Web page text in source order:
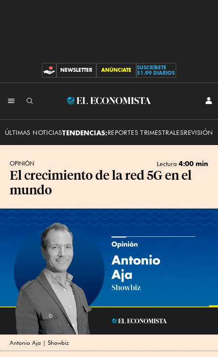
CONTRIBUCIONES
NEWSLETTER ANÚNCIATE
SUSCRÍBETE
$1.99 DIARIOS
El
ÚLTIMAS NOTICIASTENDENCIAS:REPORTES TRIMESTRALESREVISIÓN
OPINIÓN Lectura 4:00 min
El crecimiento de la red 5G en el
mundo
Antonio Aja | Showbiz